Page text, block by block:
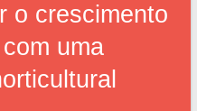
o crescimento
uma